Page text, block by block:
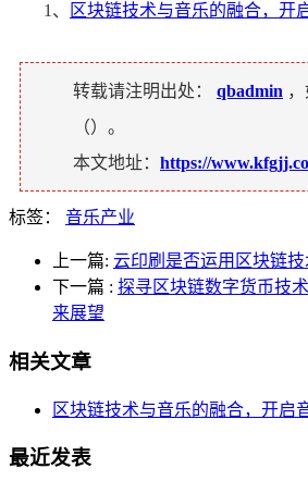
1、 区块链技术与音乐的融合，开
转载请注明出处： qbadmin
（）。
本文地址： https://
标签： 音乐产业
上一篇: 云印刷是否运用区块链技
下一篇 : 探寻区块链数字货币技
来展望
相关文章
区块链技术与音乐的融合，开启
最近发表